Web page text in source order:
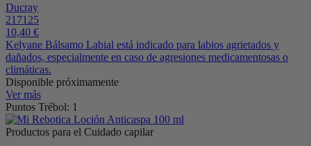
Ducray
217125
10,40 €
Kelyane Bálsamo Labial está indicado para labios agrietados y
dañados, especialmente en caso de agresiones medicamentosas o
climáticas.
Disponible próximamente
Ver más
Puntos Trébol: 1
Productos para el Cuidado capilar